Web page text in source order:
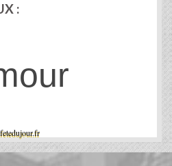
:
fetedujour.fr